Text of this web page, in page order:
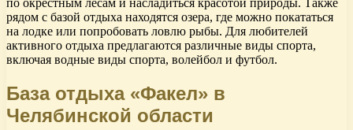
по окрестным лесам и насладиться красотой природы. Также
рядом с базой отдыха находятся озера, где можно покататься
на лодке или попробовать ловлю рыбы. Для любителей
активного отдыха предлагаются различные виды спорта,
включая водные виды спорта, волейбол и футбол.
База отдыха «Факел» в
Челябинской области